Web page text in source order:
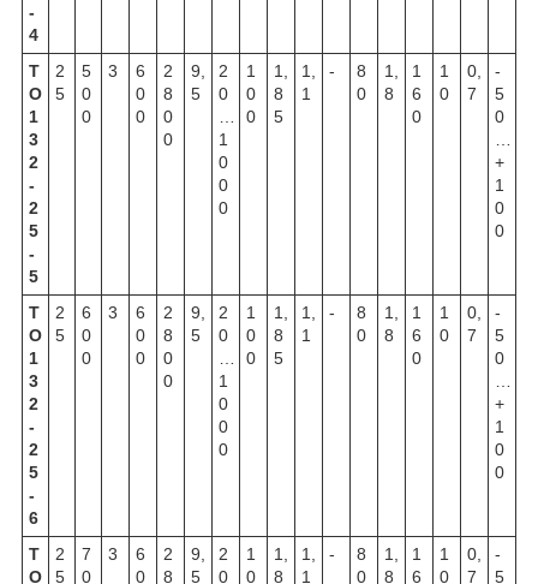
-
4
Т
О
1
3
2
-
2
5
-
5
2
5
5
0
0
3
6
0
0
2
8
0
0
9,
5
2
0
…
1
0
0
0
1
0
0
1,
8
5
1,
1
-
8
0
1,
8
1
6
0
1
0
0,
7
-
5
0
…
+
1
0
0
Т
О
1
3
2
-
2
5
-
6
2
5
6
0
0
3
6
0
0
2
8
0
0
9,
5
2
0
…
1
0
0
0
1
0
0
1,
8
5
1,
1
-
8
0
1,
8
1
6
0
1
0
0,
7
-
5
0
…
+
1
0
0
Т
О
2
5
7
0
3
6
0
2
8
9,
5
2
0
1
0
1,
8
1,
1
-
8
0
1,
8
1
6
1
0
0,
7
-
5